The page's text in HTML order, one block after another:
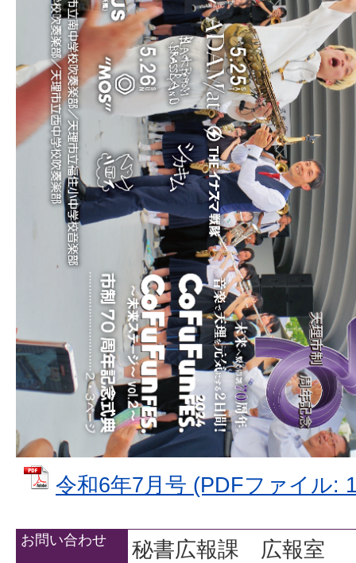
令和6年7月号 (PDFファイル:
お問い合わせ
秘書広報課 広報室